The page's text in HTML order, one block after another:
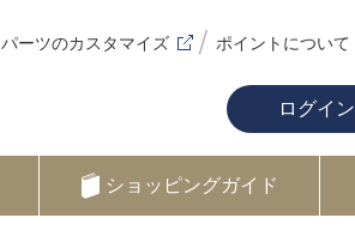
パーツのカスタマイズ ポイントについて
ログイン
ショッピングガイド